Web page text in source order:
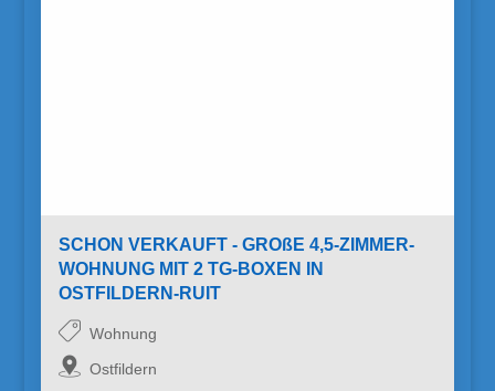
SCHON VERKAUFT - GROßE 4,5-ZIMMER-
WOHNUNG MIT 2 TG-BOXEN IN
OSTFILDERN-RUIT
Wohnung
Ostfildern